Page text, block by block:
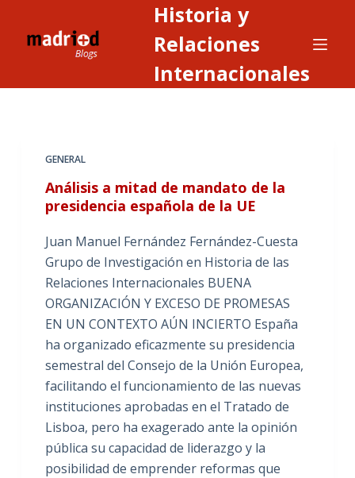
Historia y
Relaciones
Internacionales
GENERAL
Análisis a mitad de mandato de la
presidencia española de la UE
Juan Manuel Fernández Fernández-Cuesta
Grupo de Investigación en Historia de las
Relaciones Internacionales BUENA
ORGANIZACIÓN Y EXCESO DE PROMESAS
EN UN CONTEXTO AÚN INCIERTO España
ha organizado eficazmente su presidencia
semestral del Consejo de la Unión Europea,
facilitando el funcionamiento de las nuevas
instituciones aprobadas en el Tratado de
Lisboa, pero ha exagerado ante la opinión
pública su capacidad de liderazgo y la
posibilidad de emprender reformas que